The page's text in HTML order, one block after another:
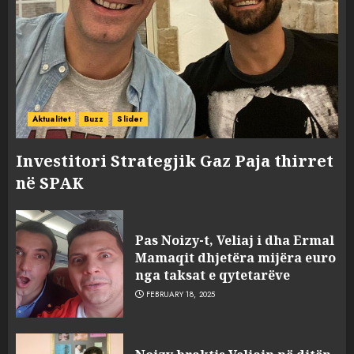
Aktualitet Buzz Slider
Investitori Strategjik Gaz Paja thirret
në SPAK
Pas Noizy-t, Veliaj i dha Ermal
Mamaqit dhjetëra mijëra euro
nga taksat e qytetarëve
FEBRUARY 18, 2025
3
sulmuan “One Albania”,
ngjarja u fsheh. A u vodhën
serverat?